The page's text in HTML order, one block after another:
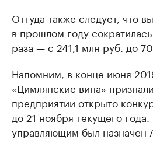
Оттуда также следует, что
в прошлом году
раза — с 241,1 млн руб. до
Напомним, в конце июня
«Цимлянские вина»
предприятии открыто
до 21 ноября текущего
управляющим был назначен